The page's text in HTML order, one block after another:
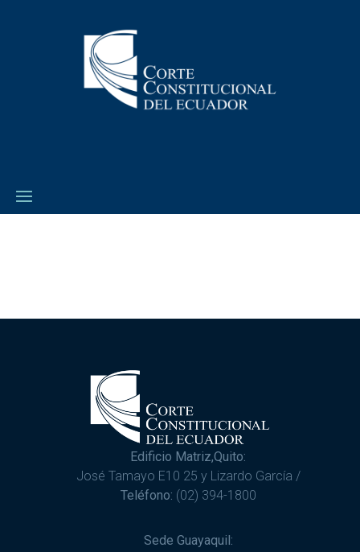
Edificio Matriz,Quito:
José Tamayo E10 25 y Lizardo García /
Teléfono: (02) 394-1800
Sede Guayaquil: